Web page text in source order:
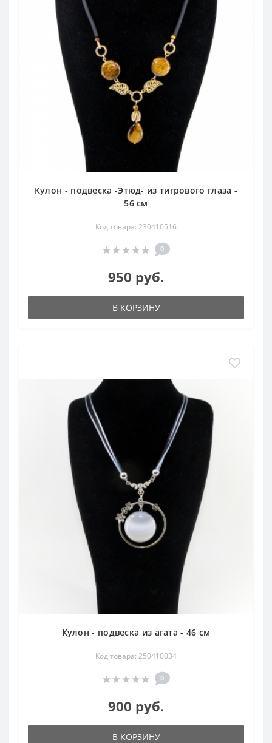
Кулон - подвеска -Этюд- из тигрового глаза -
56 см
Код товара: 230410516
0
950 руб.
В КОРЗИНУ
Кулон - подвеска из агата - 46 см
Код товара: 250410034
0
900 руб.
В КОРЗИНУ